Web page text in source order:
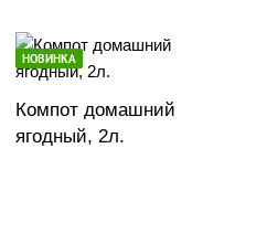
НОВИНКА
Компот домашний
ягодный, 2л.